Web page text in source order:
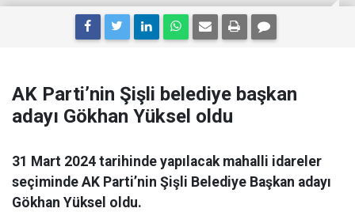
AK Parti’nin Şişli belediye başkan
adayı Gökhan Yüksel oldu
31 Mart 2024 tarihinde yapılacak mahalli idareler
seçiminde AK Parti’nin Şişli Belediye Başkan adayı
Gökhan Yüksel oldu.